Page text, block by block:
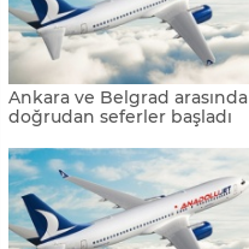
Ankara ve Belgrad arasında
doğrudan seferler başladı